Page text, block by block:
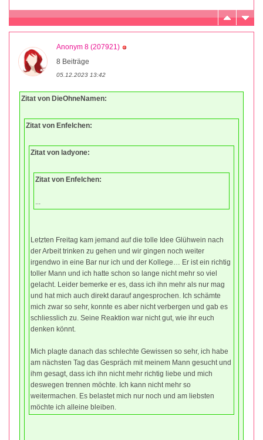
Anonym 8 (207921)
8 Beiträge
05.12.2023 13:42
Zitat von DieOhneNamen:
Zitat von Enfelchen:
Zitat von ladyone:
Zitat von Enfelchen:
...
Letzten Freitag kam jemand auf die tolle Idee Glühwein nach
der Arbeit trinken zu gehen und wir gingen noch weiter
irgendwo in eine Bar nur ich und der Kollege… Er ist ein richtig
toller Mann und ich hatte schon so lange nicht mehr so viel
gelacht. Leider bemerke er es, dass ich ihn mehr als nur mag
und hat mich auch direkt darauf angesprochen. Ich schämte
mich zwar so sehr, konnte es aber nicht verbergen und gab es
schliesslich zu. Seine Reaktion war nicht gut, wie ihr euch
denken könnt.
Mich plagte danach das schlechte Gewissen so sehr, ich habe
am nächsten Tag das Gespräch mit meinem Mann gesucht und
ihm gesagt, dass ich ihn nicht mehr richtig liebe und mich
deswegen trennen möchte. Ich kann nicht mehr so
weitermachen. Es belastet mich nur noch und am liebsten
möchte ich alleine bleiben.